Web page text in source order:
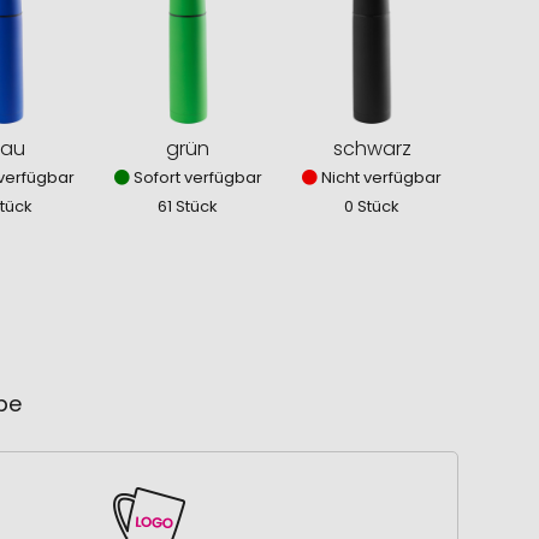
grün
Sofort verfügbar
61 Stück
schwarz
Nicht verfügbar
0 Stück